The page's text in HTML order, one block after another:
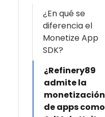
¿En qué se
diferencia el
Monetize App
SDK?
¿Refinery89
admite la
monetización
de apps como